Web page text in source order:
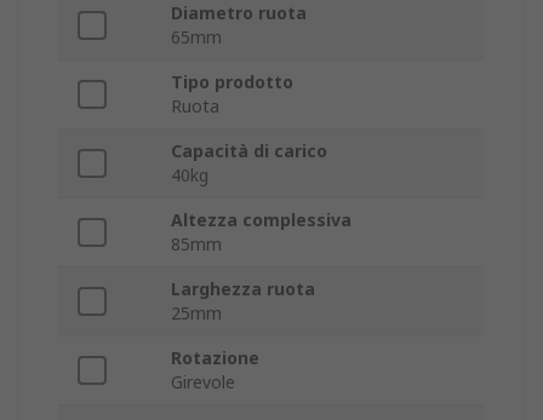
Diametro ruota
65mm
Tipo prodotto
Ruota
Capacità di carico
40kg
Altezza complessiva
85mm
Larghezza ruota
25mm
Rotazione
Girevole